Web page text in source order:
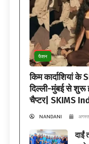
फैशन
किम कार्दाशियां के
दिल्ली-मुंबई से शुरू
चैप्टर| SKIMS
NANDANI
दाईं